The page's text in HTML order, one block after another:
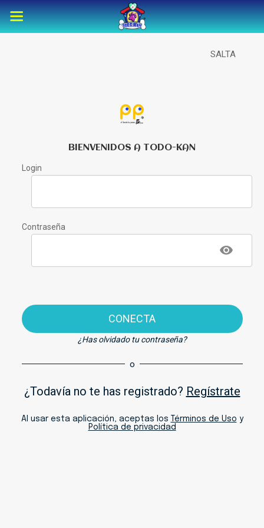
SALTA
BIENVENIDOS A TODO-KAN
Login
Contraseña
CONECTA
¿Has olvidado tu contraseña?
o
¿Todavía no te has registrado? Regístrate
Al usar esta aplicación, aceptas los Términos de Uso y
Política de privacidad